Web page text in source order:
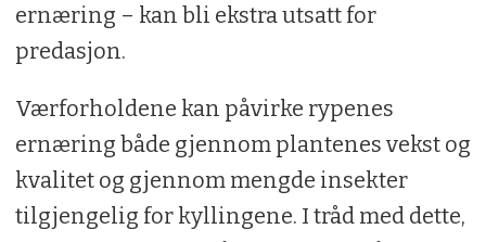
ernæring – kan bli ekstra utsatt for
predasjon.
Værforholdene kan påvirke rypenes
ernæring både gjennom plantenes vekst og
kvalitet og gjennom mengde insekter
tilgjengelig for kyllingene. I tråd med dette,